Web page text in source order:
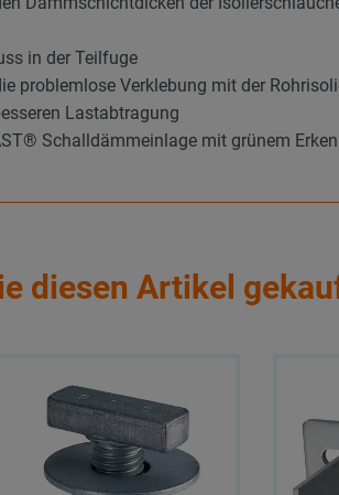
in der Teilfuge
problemlose Verklebung mit der
Lastabtragung
Schalldämmeinlage mit grünem
diesen Artikel